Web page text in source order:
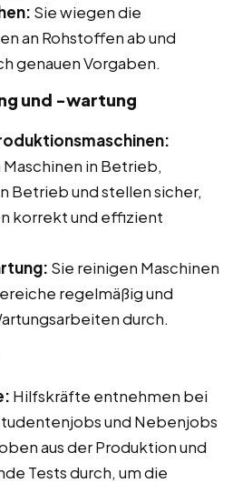
Sie wiegen die
an Rohstoffen ab und
genauen Vorgaben.
und -wartung
in Betrieb,
Betrieb und stellen sicher,
korrekt und effizient
Sie reinigen Maschinen
regelmäßig und
durch.
Hilfskräfte entnehmen bei
und Nebenjobs
aus der Produktion und
Tests durch, um die